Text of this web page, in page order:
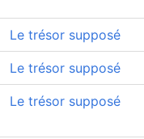
Le trésor supposé
Le trésor supposé
Le trésor supposé